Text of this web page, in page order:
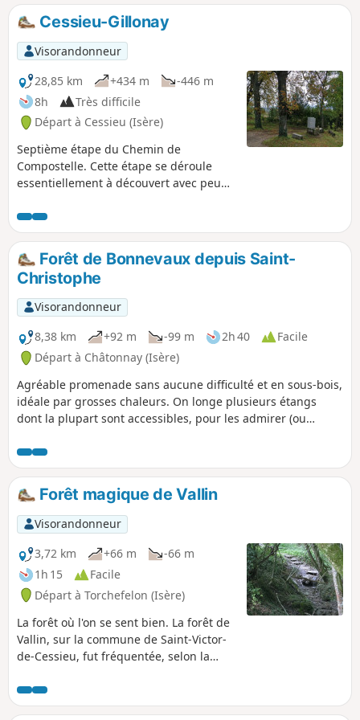
nature.Cessieu-Gillonay
Visorandonneur
28,85 km
+434 m
-446 m
8h
Très difficile
Départ à Cessieu (Isère)
Septième étape du Chemin de
Compostelle. Cette étape se déroule
essentiellement à découvert avec peu
buttes et bosquets de la partie orientale
de la plaine du Liers. Par-ci, par-là, vous
aurez quelques vues sur les collines et
sommets environnants.
Forêt de Bonnevaux depuis Saint-
Christophe
Visorandonneur
8,38 km
+92 m -99 m 2h 40
Facile
Départ à Châtonnay (Isère)
Agréable promenade sans aucune difficulté et en sous-bois,
idéale par grosses chaleurs. On longe plusieurs étangs
dont la plupart sont accessibles, pour les admirer (ou
Forêt magique de Vallin
Visorandonneur
3,72 km
+66 m
-66 m
1h 15
Facile
Départ à Torchefelon (Isère)
La forêt où l'on se sent bien. La forêt de
Vallin, sur la commune de Saint-Victor-
de-Cessieu, fut fréquentée, selon la
templiers venus profiter de ses vertus
curatives. Plusieurs endroits de la forêt